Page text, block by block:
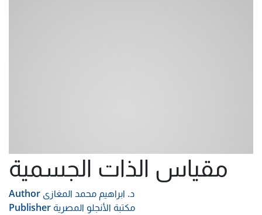
مقياس الذات الجسمية
Author د. ابراهيم محمد المغازى
Publisher مكتبة الأنجلو المصرية